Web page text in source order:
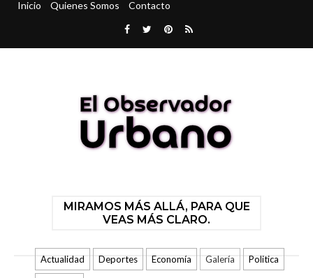
Inicio Quienes Somos Contacto
MIRAMOS MÁS ALLÁ, PARA QUE
VEAS MÁS CLARO.
Actualidad Deportes Economía Galería Politica